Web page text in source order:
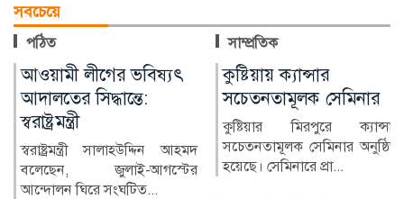
সবচেয়ে
পঠিত সাম্প্রতিক
কুষ্টিয়ায় ক্যান্সার
সচেতনতামূলক সেমিনার
কুষ্টিয়ার মিরপুরে ক্যান্সার
সচেতনতামূলক সেমিনার অনুষ্ঠিত
হয়েছে। সেমিনারে প্রা...
লাখ টাকার ফল-নাস্তা নিয়ে
সাবেক ইউএনওকে ঘিরে
প্রশ্ন
কুষ্টিয়ার মিরপুর উপজেলার সাবেক
নির্বাহী কর্মকর্তা (ইউএনও)